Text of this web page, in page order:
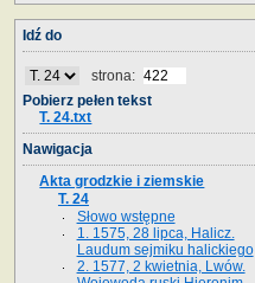
Idź do
strona:
Pobierz pełen tekst
T. 24.txt
Nawigacja
Akta grodzkie i ziemskie
T. 24
Słowo wstępne
1. 1575, 28 lipca, Halicz.
Laudum sejmiku halickiego
2. 1577, 2 kwietnia, Lwów.